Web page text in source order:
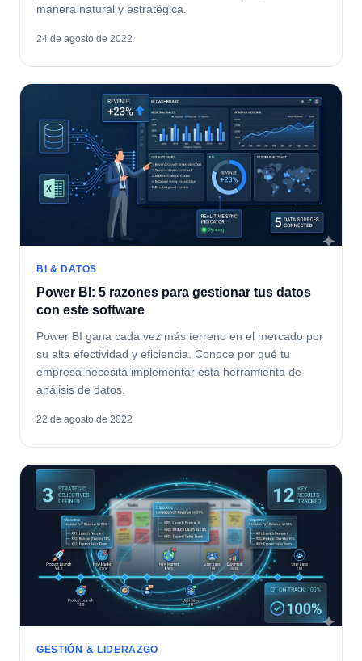
manera natural y estratégica.
24 de agosto de 2022
BI & DATOS
Power BI: 5 razones para gestionar tus datos
con este software
Power BI gana cada vez más terreno en el mercado por
su alta efectividad y eficiencia. Conoce por qué tu
empresa necesita implementar esta herramienta de
análisis de datos.
22 de agosto de 2022
GESTIÓN & LIDERAZGO